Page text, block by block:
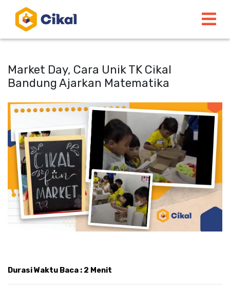
Market Day, Cara Unik TK Cikal
Bandung Ajarkan Matematika
Durasi Waktu Baca : 2 Menit